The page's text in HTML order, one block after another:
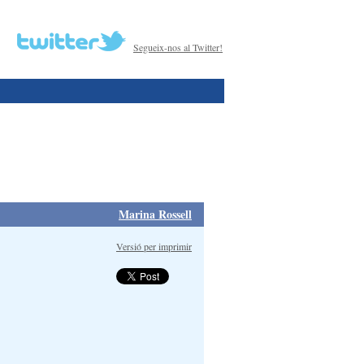
Segueix-nos al Twitter!
Marina Rossell
Versió per imprimir